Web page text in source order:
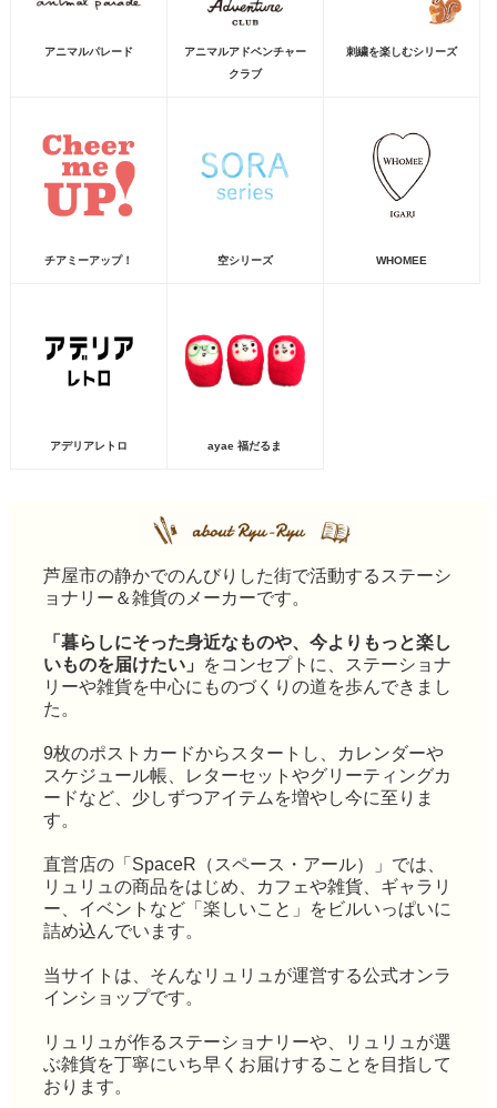
アニマルパレード
アニマルアドベンチャー
クラブ
刺繍を楽しむシリーズ
チアミーアップ！ 空シリーズ WHOMEE
アデリアレトロ ayae 福だるま
芦屋市の静かでのんびりした街で活動するステーシ
ョナリー＆雑貨のメーカーです。
「暮らしにそった身近なものや、今よりもっと楽し
いものを届けたい」
をコンセプトに、ステーショナ
リーや雑貨を中心にものづくりの道を歩んできまし
た。
9枚のポストカードからスタートし、カレンダーや
スケジュール帳、レターセットやグリーティングカ
ードなど、少しずつアイテムを増やし今に至りま
す。
直営店の「SpaceR（スペース・アール）」では、
リュリュの商品をはじめ、カフェや雑貨、ギャラリ
ー、イベントなど「楽しいこと」をビルいっぱいに
詰め込んでいます。
当サイトは、そんなリュリュが運営する公式オンラ
インショップです。
リュリュが作るステーショナリーや、リュリュが選
ぶ雑貨を丁寧にいち早くお届けすることを目指して
おります。